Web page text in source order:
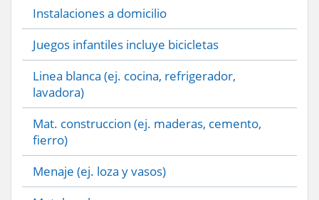
Instalaciones a domicilio
Juegos infantiles incluye bicicletas
Linea blanca (ej. cocina, refrigerador,
lavadora)
Mat. construccion (ej. maderas, cemento,
fierro)
Menaje (ej. loza y vasos)